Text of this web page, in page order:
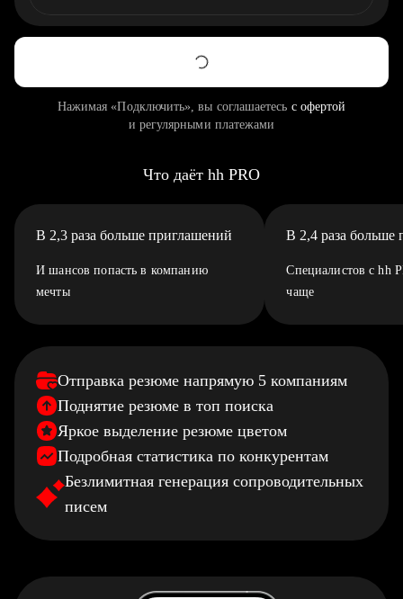
Нажимая «Подключить», вы соглашаетесь с офертой
и регулярными платежами
Что даёт hh PRO
В 2,3 раза больше приглашений
И шансов попасть в компанию
мечты
В 2,4 раза больше
Специалистов с hh
чаще
Отправка резюме напрямую 5 компаниям
Поднятие резюме в топ поиска
Яркое выделение резюме цветом
Подробная статистика по конкурентам
Безлимитная генерация сопроводительных
писем